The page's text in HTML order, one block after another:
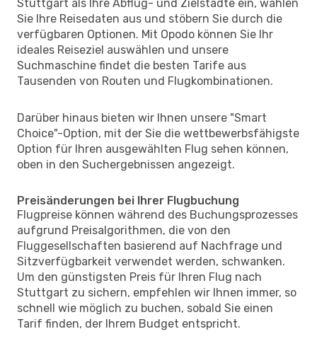
Stuttgart als Ihre Abflug- und Zielstädte ein, wählen
Sie Ihre Reisedaten aus und stöbern Sie durch die
verfügbaren Optionen. Mit Opodo können Sie Ihr
ideales Reiseziel auswählen und unsere
Suchmaschine findet die besten Tarife aus
Tausenden von Routen und Flugkombinationen.
Darüber hinaus bieten wir Ihnen unsere "Smart
Choice"-Option, mit der Sie die wettbewerbsfähigste
Option für Ihren ausgewählten Flug sehen können,
oben in den Suchergebnissen angezeigt.
Preisänderungen bei Ihrer Flugbuchung
Flugpreise können während des Buchungsprozesses
aufgrund Preisalgorithmen, die von den
Fluggesellschaften basierend auf Nachfrage und
Sitzverfügbarkeit verwendet werden, schwanken.
Um den günstigsten Preis für Ihren Flug nach
Stuttgart zu sichern, empfehlen wir Ihnen immer, so
schnell wie möglich zu buchen, sobald Sie einen
Tarif finden, der Ihrem Budget entspricht.